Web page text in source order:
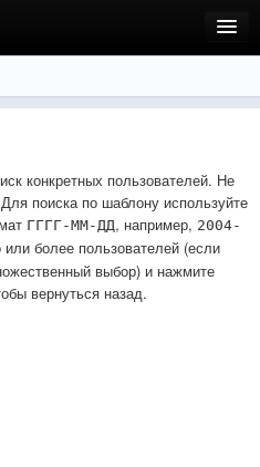
конкретных пользователей. Не
поиска по шаблону используйте
ГГГГ-ММ-ДД, например, 2004-
или более пользователей (если
выбор) и нажмите
вернуться назад.